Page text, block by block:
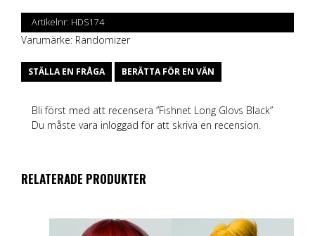
Artikelnr: HDS174
Varumärke: Randomizer
STÄLLA EN FRÅGA BERÄTTA FÖR EN VÄN
Bli först med att recensera ”Fishnet Long Glovs Black”
Du måste vara inloggad för att skriva en recension.
RELATERADE PRODUKTER